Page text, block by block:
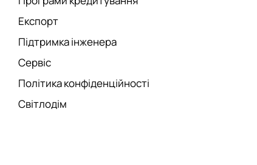
Експорт
Підтримка інженера
Сервіс
Політика конфіденційності
Світлодім